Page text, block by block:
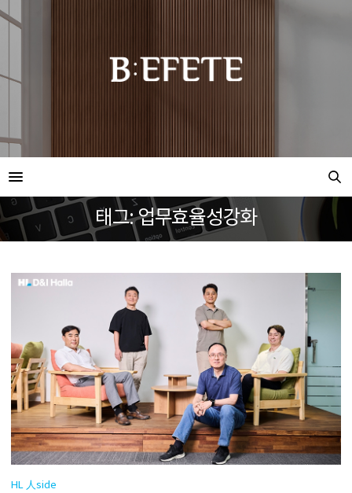
태그: 업무효율성강화
HL 人side